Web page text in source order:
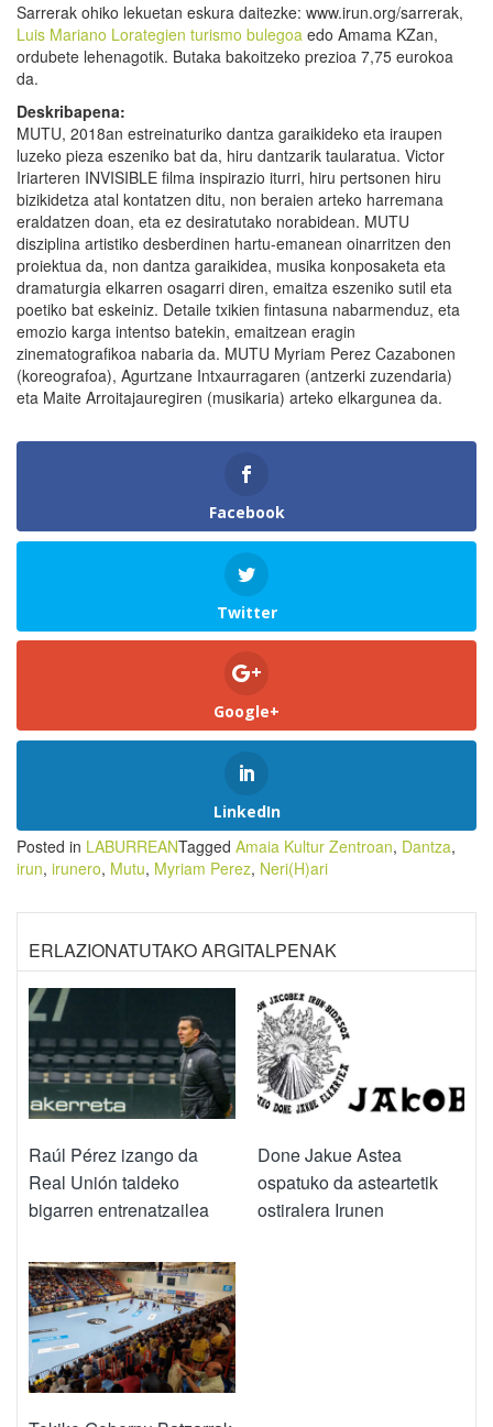
Sarrerak ohiko lekuetan eskura daitezke: www.irun.org/sarrerak,
Luis Mariano Lorategien turismo bulegoa edo Amama KZan,
ordubete lehenagotik. Butaka bakoitzeko prezioa 7,75 eurokoa
da.
Deskribapena:
MUTU, 2018an estreinaturiko dantza garaikideko eta iraupen
luzeko pieza eszeniko bat da, hiru dantzarik taularatua. Victor
Iriarteren INVISIBLE filma inspirazio iturri, hiru pertsonen hiru
bizikidetza atal kontatzen ditu, non beraien arteko harremana
eraldatzen doan, eta ez desiratutako norabidean. MUTU
disziplina artistiko desberdinen hartu-emanean oinarritzen den
proiektua da, non dantza garaikidea, musika konposaketa eta
dramaturgia elkarren osagarri diren, emaitza eszeniko sutil eta
poetiko bat eskeiniz. Detaile txikien fintasuna nabarmenduz, eta
emozio karga intentso batekin, emaitzean eragin
zinematografikoa nabaria da. MUTU Myriam Perez Cazabonen
(koreografoa), Agurtzane Intxaurragaren (antzerki zuzendaria)
eta Maite Arroitajauregiren (musikaria) arteko elkargunea da.
Facebook
Twitter
Google+
LinkedIn
Posted in LABURREANTagged Amaia Kultur Zentroan, Dantza,
irun, irunero, Mutu, Myriam Perez, Neri(H)ari
ERLAZIONATUTAKO ARGITALPENAK
Raúl Pérez izango da
Real Unión taldeko
bigarren entrenatzailea
Done Jakue Astea
ospatuko da asteartetik
ostiralera Irunen